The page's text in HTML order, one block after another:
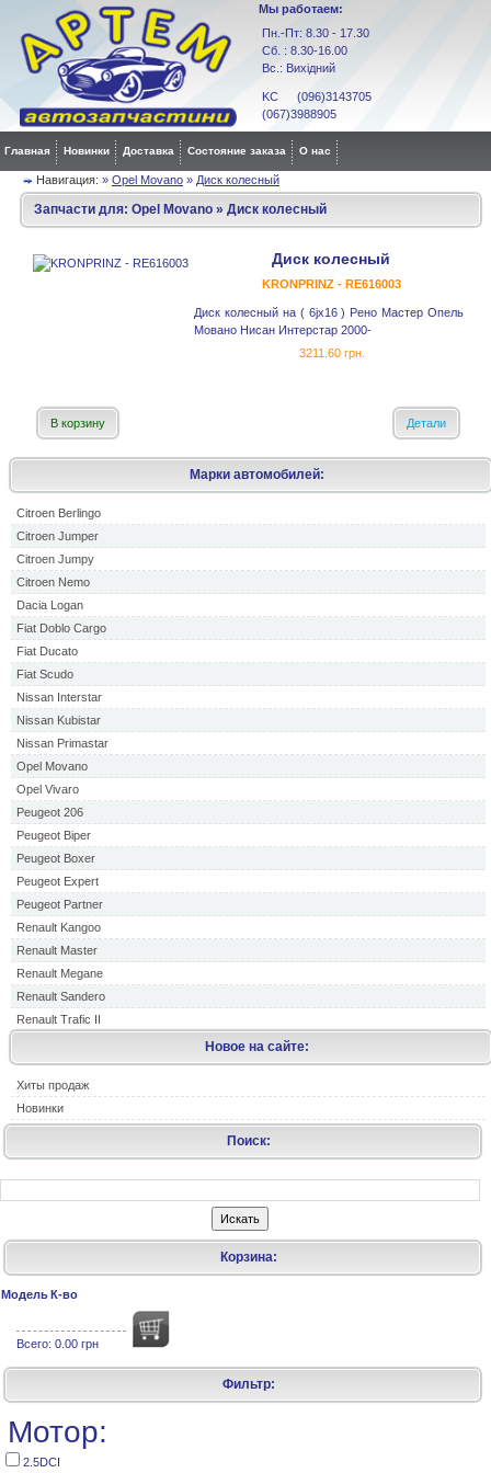
Мы работаем:
Пн.-Пт: 8.30 - 17.30
Сб. : 8.30-16.00
Вс.: Вихідний
KC (096)3143705
(067)3988905
Главная Новинки Доставка Состояние заказа О нас
Навигация: » Opel Movano » Диск колесный
Марки автомобилей:
Citroen Berlingo
Citroen Jumper
Citroen Jumpy
Citroen Nemo
Dacia Logan
Fiat Doblo Cargo
Fiat Ducato
Fiat Scudo
Nissan Interstar
Nissan Kubistar
Nissan Primastar
Opel Movano
Opel Vivaro
Peugeot 206
Peugeot Biper
Peugeot Boxer
Peugeot Expert
Peugeot Partner
Renault Kangoo
Renault Master
Renault Megane
Renault Sandero
Renault Trafic II
Новое на сайте:
Хиты продаж
Новинки
Запчасти для: Opel Movano » Диск колесный
Диск колесный
KRONPRINZ - RE616003
Диск колесный на ( 6jx16 ) Рено Мастер Опель
Мовано Нисан Интерстар 2000-
3211.60 грн.
В корзину Детали
Поиск:
Корзина:
Модель К-во
Всего: 0.00 грн
Фильтр:
Мотор:
2.5DCI